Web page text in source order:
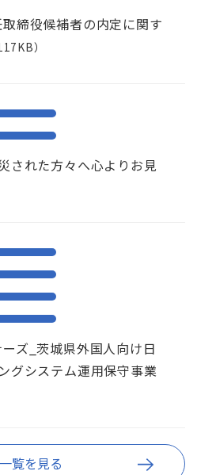
締役候補者の内定に関す
）
された方々へ心よりお見
ズ_茨城県外国人向け日
グシステム運用保守事業
覧を見る